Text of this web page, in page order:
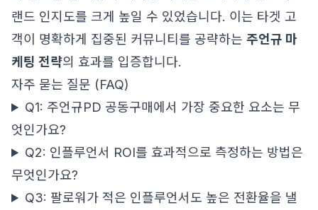
랜드 인지도를 크게 높일 수 있었습니다. 이는 타겟 고
객이 명확하게 집중된 커뮤니티를 공략하는 주언규 마
케팅 전략의 효과를 입증합니다.
자주 묻는 질문 (FAQ)
Q1: 주언규PD 공동구매에서 가장 중요한 요소는 무
엇인가요?
Q2: 인플루언서 ROI를 효과적으로 측정하는 방법은
무엇인가요?
Q3: 팔로워가 적은 인플루언서도 높은 전환율을 낼